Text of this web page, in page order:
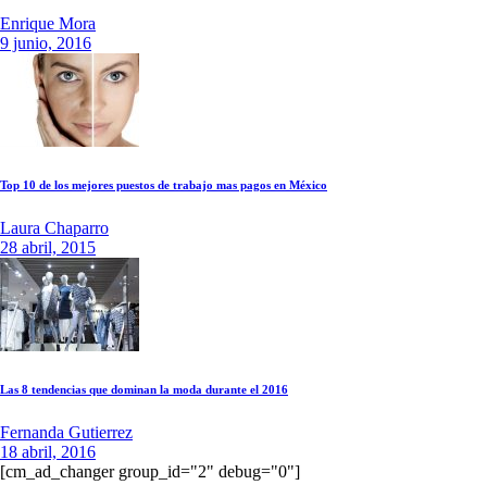
Enrique Mora
9 junio, 2016
Top 10 de los mejores puestos de trabajo mas pagos en México
Laura Chaparro
28 abril, 2015
Las 8 tendencias que dominan la moda durante el 2016
Fernanda Gutierrez
18 abril, 2016
[cm_ad_changer group_id="2" debug="0"]